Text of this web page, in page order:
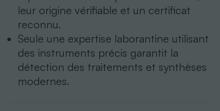
leur origine vérifiable et un certificat
reconnu.
Seule une expertise laborantine utilisant
des instruments précis garantit la
détection des traitements et synthèses
modernes.